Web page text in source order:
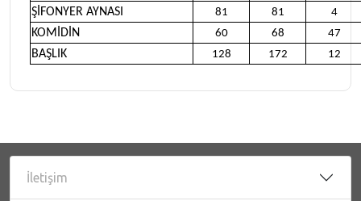
ŞİFONYER AYNASI 81 81 4
KOMİDİN 60 68 47
BAŞLIK 128 172 12
İletişim